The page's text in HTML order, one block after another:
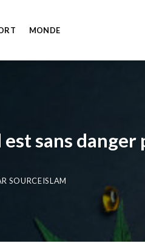
MONDE
sans
SOURCEISLAM